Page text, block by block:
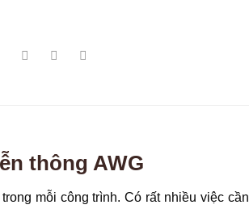
thông AWG
mỗi công trình. Có rất nhiều việc cần